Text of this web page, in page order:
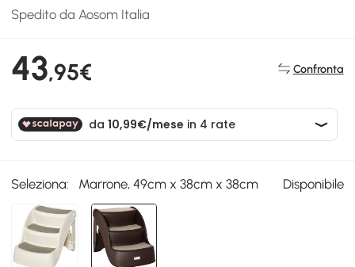
Spedito da Aosom Italia
43,95€ Confronta
Seleziona: Marrone, 49cm x 38cm x 38cm Disponibile